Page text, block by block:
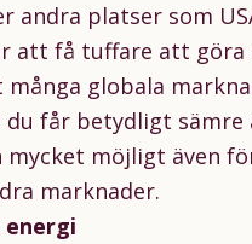
andra platser som
att få tuffare att göra
globala
får betydligt sämre
mycket möjligt även
marknader.